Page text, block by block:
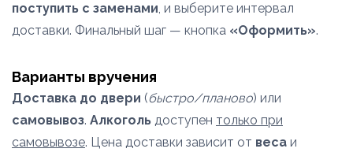
поступить с заменами, и выберите интервал
доставки. Финальный шаг — кнопка «Оформить».
Варианты вручения
Доставка до двери (быстро/планово) или
самовывоз. Алкоголь доступен только при
самовывозе. Цена доставки зависит от веса и